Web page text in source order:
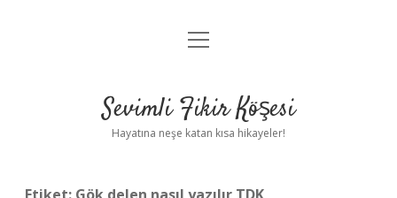
Anasayfa
Yasal Uyarı
menüyü
Sevimli Fikir Köşesi
Hayatına neşe katan kısa hikayeler!